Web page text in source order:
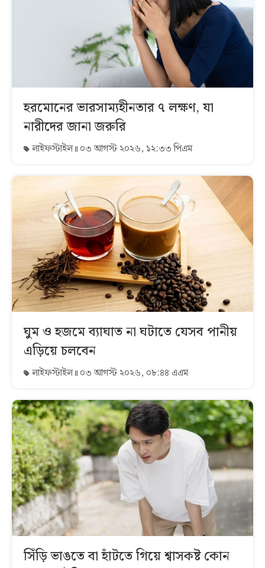
হরমোনের ভারসাম্যহীনতার ৭ লক্ষণ, যা
নারীদের জানা জরুরি
লাইফস্টাইল ০৩ আগস্ট ২০২৬, ১২:৩৩ পিএম
ঘুম ও হজমে ব্যাঘাত না ঘটাতে যেসব পানীয়
এড়িয়ে চলবেন
লাইফস্টাইল ০৩ আগস্ট ২০২৬, ০৮:৪৪ এএম
সিঁড়ি ভাঙতে বা হাঁটতে গিয়ে শ্বাসকষ্ট কোন